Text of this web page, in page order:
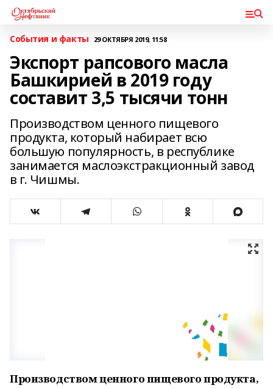
События и факты 29 ОКТЯБРЯ 2019, 11:58
Экспорт рапсового масла
Башкирией в 2019 году
составит 3,5 тысячи тонн
Производством ценного пищевого
продукта, который набирает всю
большую популярность, в республике
занимается маслоэкстракционный завод
в г. Чишмы.
Производством ценного пищевого продукта,